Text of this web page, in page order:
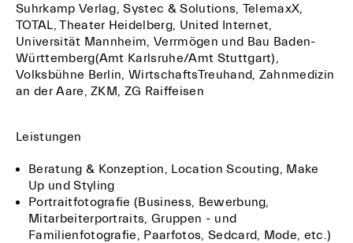
Profil
Kontakt
Suhrkamp Verlag, Systec & Solutions, TelemaxX,
TOTAL, Theater Heidelberg, United Internet,
Universität Mannheim, Verrmögen und Bau Baden-
Württemberg(Amt Karlsruhe/Amt Stuttgart),
Volksbühne Berlin, WirtschaftsTreuhand, Zahnmedizin
an der Aare, ZKM, ZG Raiffeisen
Leistungen
Beratung & Konzeption, Location Scouting, Make
Up und Styling
Portraitfotografie (Business, Bewerbung,
Mitarbeiterportraits, Gruppen - und
Familienfotografie, Paarfotos, Sedcard, Mode, etc.)